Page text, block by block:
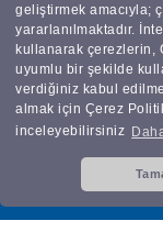
geliştirmek amacıyla;
yararlanılmaktadır.
kullanarak çerezlerin,
uyumlu bir şekilde
verdiğiniz kabul
almak için Çerez
inceleyebilirsiniz
Tüm